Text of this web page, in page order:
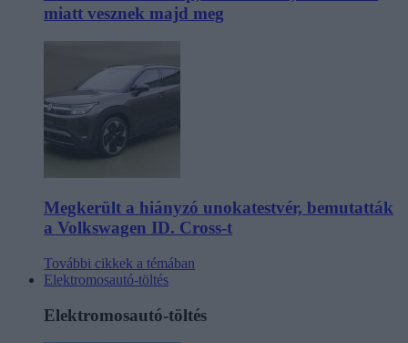
miatt vesznek majd meg
Megkerült a hiányzó unokatestvér, bemutatták
a Volkswagen ID. Cross-t
További cikkek a témában
Elektromosautó-töltés
Elektromosautó-töltés